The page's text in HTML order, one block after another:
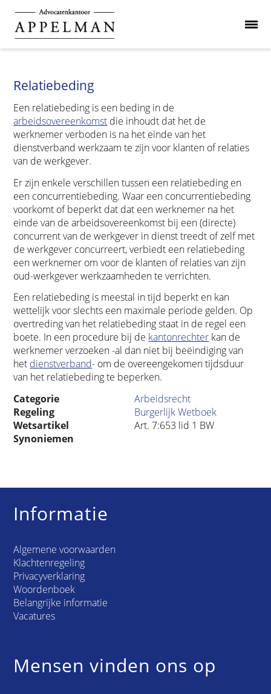
Relatiebeding
Een relatiebeding is een beding in de
arbeidsovereenkomst die inhoudt dat het de
werknemer verboden is na het einde van het
dienstverband werkzaam te zijn voor klanten of relaties
van de werkgever.
Er zijn enkele verschillen tussen een relatiebeding en
een concurrentiebeding. Waar een concurrentiebeding
voorkomt of beperkt dat dat een werknemer na het
einde van de arbeidsovereenkomst bij een (directe)
concurrent van de werkgever in dienst treedt of zelf met
de werkgever concurreert, verbiedt een relatiebeding
een werknemer om voor de klanten of relaties van zijn
oud-werkgever werkzaamheden te verrichten.
Een relatiebeding is meestal in tijd beperkt en kan
wettelijk voor slechts een maximale periode gelden. Op
overtreding van het relatiebeding staat in de regel een
boete. In een procedure bij de kantonrechter kan de
werknemer verzoeken -al dan niet bij beëindiging van
het dienstverband- om de overeengekomen tijdsduur
van het relatiebeding te beperken.
Categorie
Arbeidsrecht
Regeling
Burgerlijk Wetboek
Wetsartikel
Art. 7:653 lid 1 BW
Synoniemen
Informatie
Algemene voorwaarden
Klachtenregeling
Privacyverklaring
Woordenboek
Belangrijke informatie
Vacatures
Mensen vinden ons op